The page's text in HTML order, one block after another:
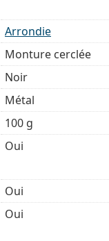
par un
étui d'origine. La
nettoyage et
d'un chiffon.
de vuepour
pour choisir.
le mode d'emploi
Arrondie
Monture cerclée
Noir
Métal
100 g
Oui
Oui
Oui